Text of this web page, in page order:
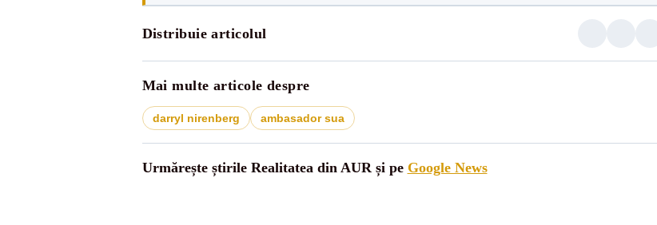
Distribuie articolul
Mai multe articole despre
darryl nirenberg ambasador sua
Urmărește știrile Realitatea din AUR și pe Google News